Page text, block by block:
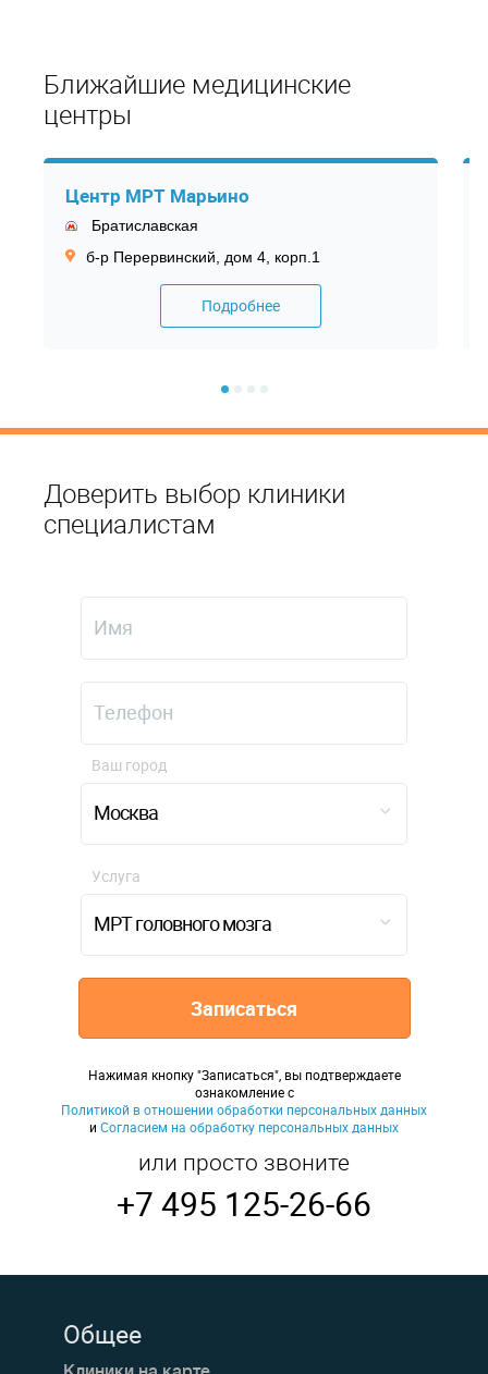
Ближайшие медицинские
центры
Центр МРТ Марьино
Братиславская
б-р Перервинский, дом 4, корп.1
Подробнее
Доверить выбор клиники
специалистам
Москва
Ваш город
МРТ головного мозга
Услуга
Записаться
Нажимая кнопку "Записаться", вы подтверждаете
ознакомление с
Политикой в отношении обработки персональных данных
и Согласием на обработку персональных данных
или просто звоните
+7 495 125-26-66
Общее